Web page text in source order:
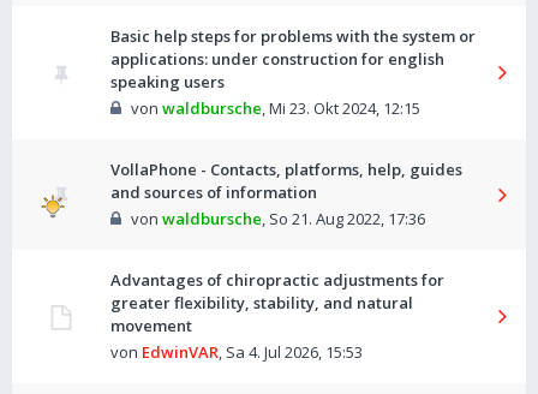
Basic help steps for problems with the system or
applications: under construction for english
speaking users
von waldbursche,Mi 23. Okt 2024, 12:15
VollaPhone - Contacts, platforms, help, guides
and sources of information
von waldbursche, So 21. Aug 2022, 17:36
Advantages of chiropractic adjustments for
greater flexibility, stability, and natural
movement
von EdwinVAR, Sa 4. Jul 2026, 15:53